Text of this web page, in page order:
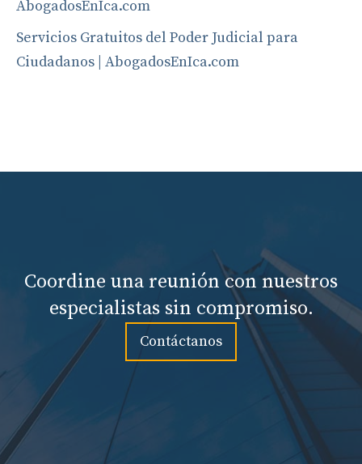
AbogadosEnIca.com
Servicios Gratuitos del Poder Judicial para
Ciudadanos | AbogadosEnIca.com
Coordine una reunión con nuestros
especialistas sin compromiso.
Contáctanos